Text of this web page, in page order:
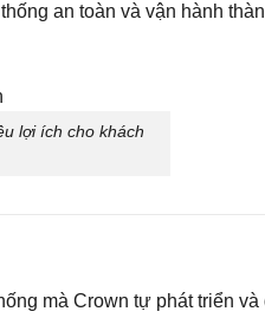
an toàn và vận hành
lợi ích cho khách
mà Crown tự phát triển và